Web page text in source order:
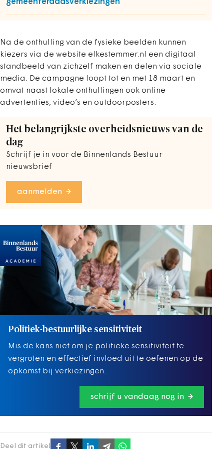
gemeenteraadsverkiezingen
Na de onthulling van de fysieke beelden kunnen
kiezers via de website elkestemmer.nl een digitaal
standbeeld van zichzelf maken en delen via sociale
media. De campagne loopt tot en met 18 maart en
omvat naast lokale onthullingen ook online
advertenties, video’s en outdoorposters.
Het belangrijkste overheidsnieuws van de
dag
Schrijf je in voor de Binnenlands Bestuur
nieuwsbrief
aanmelden
Politiek-bestuurlijke sensitiviteit
Mis de kans niet om je politieke sensitiviteit te
vergroten en effectief invloed uit te oefenen op de
opkomst bij verkiezingen.
schrijf u vandaag nog in
Deel dit artikel